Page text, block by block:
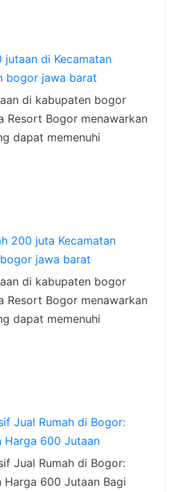
jutaan di Kecamatan
bogor jawa barat
di kabupaten bogor
Bogor menawarkan
dapat memenuhi
200 juta Kecamatan
jawa barat
di kabupaten bogor
Bogor menawarkan
dapat memenuhi
Jual Rumah di Bogor:
Harga 600 Jutaan
Jual Rumah di Bogor:
Harga 600 Jutaan Bagi